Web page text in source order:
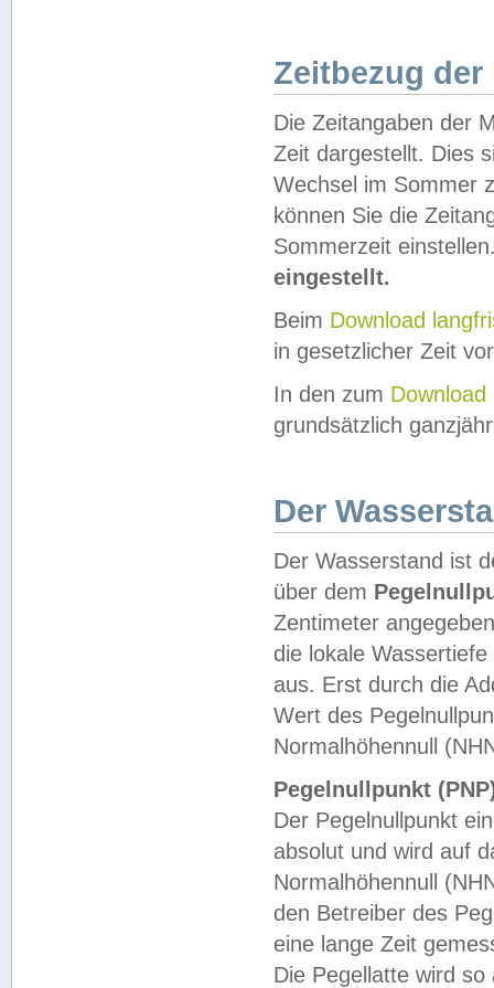
Zeitbezug der
Die Zeitangaben der
Zeit dargestellt. Dies
Wechsel im Sommer
können Sie die
Sommerzeit
eingestellt.
Beim Download
in gesetzlicher Zeit
In den zum Download
grundsätzlich
Der
Der Wasserstand ist
über dem
Zentimeter
die lokale
aus. Erst durch die
Wert des
Normalhöhennull
Pegelnullpunkt
Der Pegelnullpunkt
absolut und wird auf
Normalhöhennull
den Betreiber des
eine lange Zeit
Die Pegellatte wird